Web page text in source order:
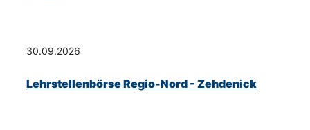
30.09.2026
Lehrstellenbörse Regio-Nord - Zehdenick